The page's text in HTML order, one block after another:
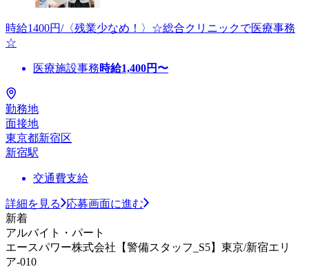
時給1400円/〈残業少なめ！〉☆総合クリニックで医療事務
☆
医療施設事務時給1,400円〜
勤務地
面接地
東京都新宿区
新宿駅
交通費支給
詳細を見る
応募画面に進む
新着
アルバイト・パート
エースパワー株式会社【警備スタッフ_S5】東京/新宿エリ
ア-010